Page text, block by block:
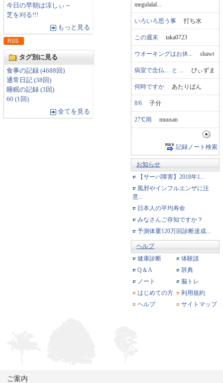
今日の早朝は涼しぃ～
芝を刈る!!!
もっと見る
タグ別に見る
食事の記録 (4688回)
通常日記 (38回)
睡眠の記録 (3回)
60 (1回)
全てを見る
megulalal...
いろいろ思う事 打ち水
この週末 taka0723
ウオーキングはお休... shawt
病室で念仏… と ... ぴぃずま
何時ですか あたりばん
8/6 子分
27℃雨 muusan
記録ノート検索
お知らせ
【サーバ障害】2018年1...
風邪やインフルエンザに注
意...
日本人の平均寿命
みなさんご存知ですか？
予測体重120万回診断達成...
ヘルプ
健康診断
体験談
Q＆A
辞典
ノート
脳トレ
はじめての方
利用規約
ヘルプ
サイトマップ
ご案内